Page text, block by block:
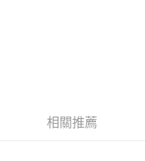
相關推薦